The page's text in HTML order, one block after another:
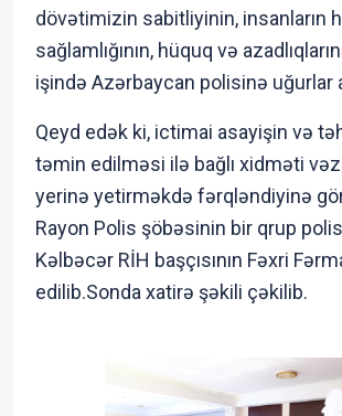
dövətimizin sabitliyinin, insanların
sağlamlığının, hüquq və
işində Azərbaycan polisinə uğurlar
Qeyd edək ki, ictimai asayişin və
təmin edilməsi ilə bağlı xidməti
yerinə yetirməkdə fərqləndiyinə
Rayon Polis şöbəsinin bir qrup
Kəlbəcər RİH başçısının Fəxri
edilib.Sonda xatirə şəkili çəkilib.